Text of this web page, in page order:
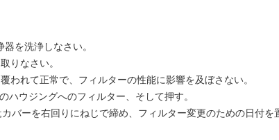
を洗浄しなさい。
りなさい。
われて正常で、フィルターの性能に影響を及ぼさない。
ハウジングへのフィルター、そして押す。
バーを右回りにねじで締め、フィルター変更のための日付を